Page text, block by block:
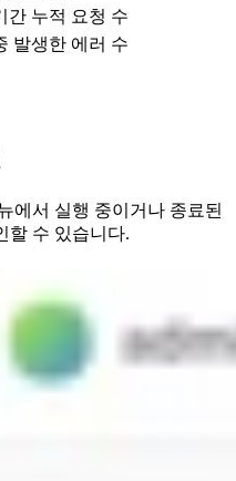
간 누적 요청 수
발생한 에러 수
에서 실행 중이거나 종료된
할 수 있습니다.